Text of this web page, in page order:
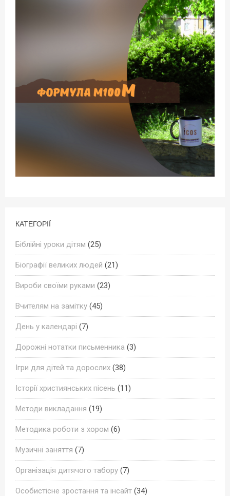
КАТЕГОРІЇ
Біблійні уроки дітям (25)
Біографії великих людей (21)
Вироби своїми руками (23)
Вчителям на замітку (45)
День у календарі (7)
Дорожні нотатки письменника (3)
Ігри для дітей та дорослих (38)
Історії християнських пісень (11)
Методи викладання (19)
Методика роботи з хором (6)
Музичні заняття (7)
Організація дитячого табору (7)
Особистісне зростання та інсайт (34)